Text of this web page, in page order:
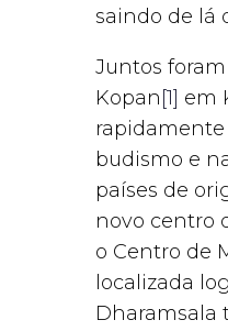
saindo de lá
Juntos
Kopan [1] em
budismo e
países de
novo centro
o Centro de
localizada
Dharamsala